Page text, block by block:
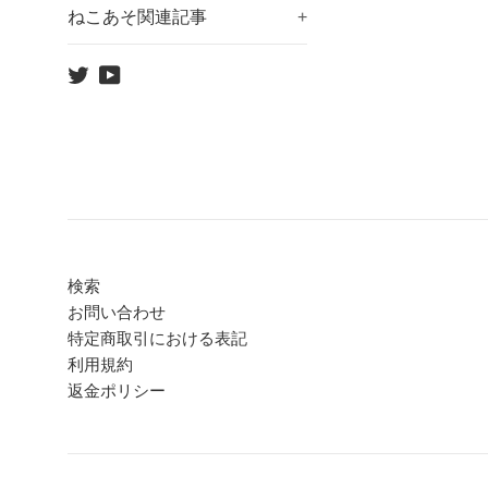
ねこあそ関連記事 +
TwitterYouTube
検索
お問い合わせ
特定商取引における表記
利用規約
返金ポリシー